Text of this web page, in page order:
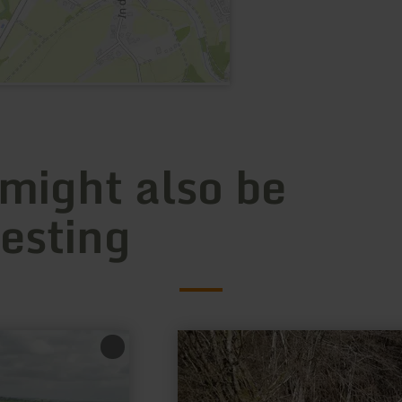
also be
learn
more
about:
picnic
place